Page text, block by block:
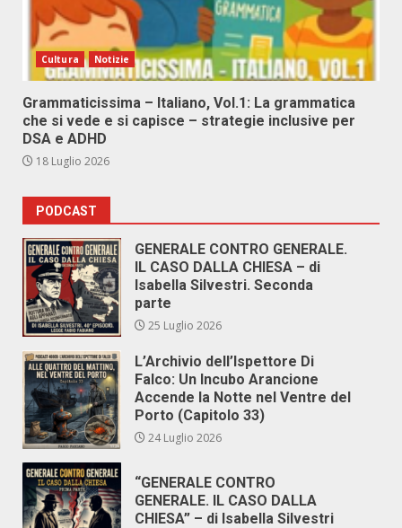
Cultura Notizie
Grammaticissima – Italiano, Vol.1: La grammatica
che si vede e si capisce – strategie inclusive per
DSA e ADHD
18 Luglio 2026
PODCAST
GENERALE CONTRO GENERALE.
IL CASO DALLA CHIESA – di
Isabella Silvestri. Seconda
parte
25 Luglio 2026
L’Archivio dell’Ispettore Di
Falco: Un Incubo Arancione
Accende la Notte nel Ventre del
Porto (Capitolo 33)
24 Luglio 2026
“GENERALE CONTRO
GENERALE. IL CASO DALLA
CHIESA” – di Isabella Silvestri